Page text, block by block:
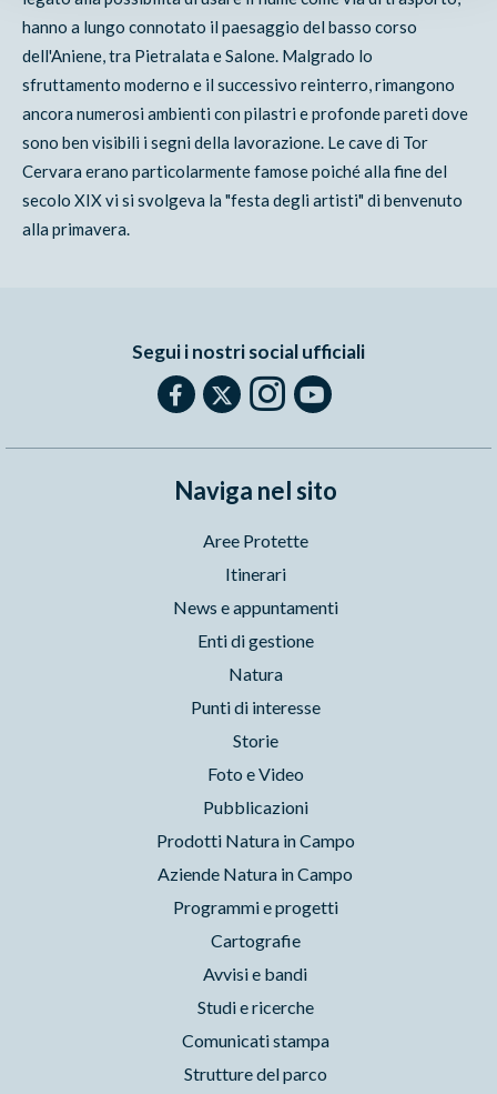
hanno a lungo connotato il paesaggio del basso corso
dell'Aniene, tra Pietralata e Salone. Malgrado lo
sfruttamento moderno e il successivo reinterro, rimangono
ancora numerosi ambienti con pilastri e profonde pareti dove
sono ben visibili i segni della lavorazione. Le cave di Tor
Cervara erano particolarmente famose poiché alla fine del
secolo XIX vi si svolgeva la "festa degli artisti" di benvenuto
alla primavera.
Segui i nostri social ufficiali
Naviga nel sito
Aree Protette
Itinerari
News e appuntamenti
Enti di gestione
Natura
Punti di interesse
Storie
Foto e Video
Pubblicazioni
Prodotti Natura in Campo
Aziende Natura in Campo
Programmi e progetti
Cartografie
Avvisi e bandi
Studi e ricerche
Comunicati stampa
Strutture del parco